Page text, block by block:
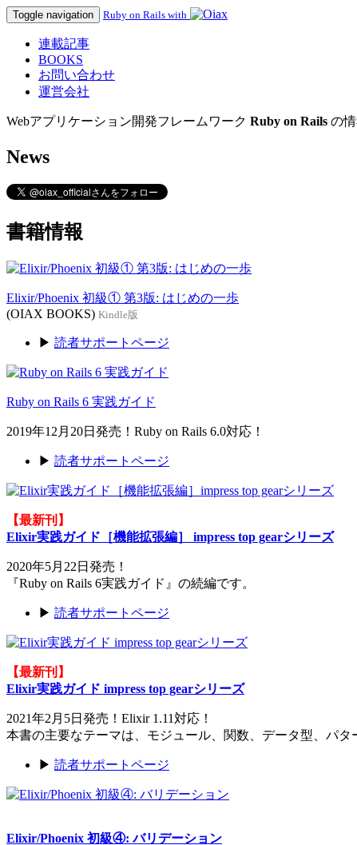
Toggle navigation Ruby on Rails with
連載記事
BOOKS
お問い合わせ
運営会社
Webアプリケーション開発フレームワーク Ruby on Rails の
News
書籍情報
Elixir/Phoenix 初級① 第3版: はじめの一歩
(OIAX BOOKS) Kindle版
▶ 読者サポートページ
Ruby on Rails 6 実践ガイド
2019年12月20日発売！Ruby on Rails 6.0対応！
▶ 読者サポートページ
【最新刊】
Elixir実践ガイド［機能拡張編］ impress top gearシリーズ
2020年5月22日発売！
『Ruby on Rails 6実践ガイド』の続編です。
▶ 読者サポートページ
【最新刊】
Elixir実践ガイド impress top gearシリーズ
2021年2月5日発売！Elixir 1.11対応！
本書の主要なテーマは、モジュール、関数、データ型、パタ
▶ 読者サポートページ
Elixir/Phoenix 初級④: バリデーション